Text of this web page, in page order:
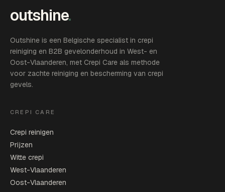
outshine.
Outshine is een Belgische specialist in crepi
reiniging en B2B gevelonderhoud in West- en
Oost-Vlaanderen, met Crepi Care als methode
voor zachte reiniging en bescherming van crepi
gevels.
CREPI CARE
Crepi reinigen
Prijzen
Witte crepi
West-Vlaanderen
Oost-Vlaanderen